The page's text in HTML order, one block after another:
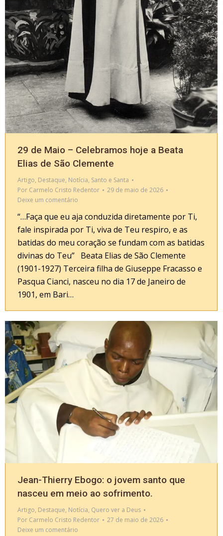
29 de Maio – Celebramos hoje a Beata
Elias de São Clemente
Artigo, Destaque, Notícia, Santo e Santa
Por Carmelo Cristo Redentor
29 de maio de 2026
Deixe um comentário
“…Faça que eu aja conduzida diretamente por Ti,
fale inspirada por Ti, viva de Teu respiro, e as
batidas do meu coração se fundam com as batidas
divinas do Teu” Beata Elias de São Clemente
(1901-1927) Terceira filha de Giuseppe Fracasso e
Pasqua Cianci, nasceu no dia 17 de Janeiro de
1901, em Bari…
Jean-Thierry Ebogo: o jovem santo que
nasceu em meio ao sofrimento.
Artigo, Destaque, Notícia, Quero ver a Deus
Por Carmelo Cristo Redentor
27 de maio de 2026
Deixe um comentário